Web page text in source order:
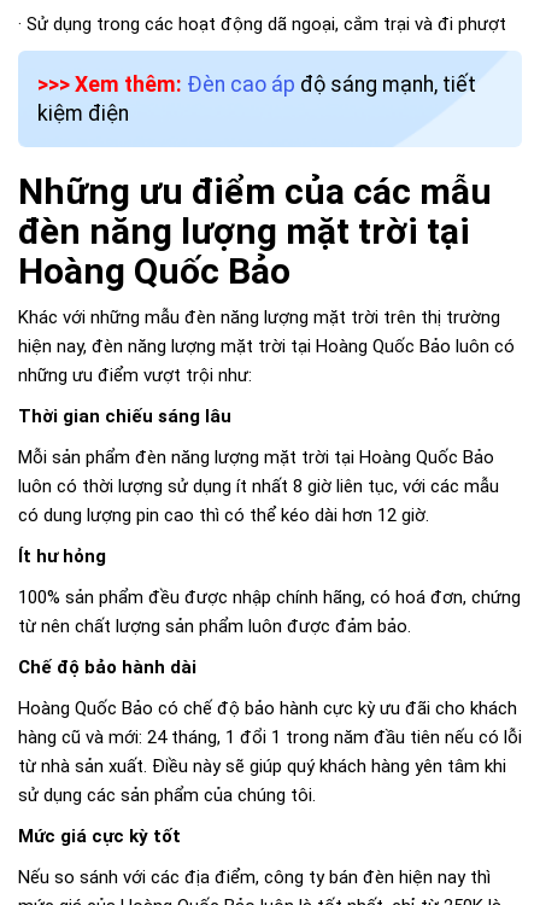
· Sử dụng trong các hoạt động dã ngoại, cắm trại và đi phượt
>>> Xem thêm: Đèn cao áp độ sáng mạnh, tiết
kiệm điện
Những ưu điểm của các mẫu
đèn năng lượng mặt trời tại
Hoàng Quốc Bảo
Khác với những mẫu đèn năng lượng mặt trời trên thị trường
hiện nay, đèn năng lượng mặt trời tại Hoàng Quốc Bảo luôn có
những ưu điểm vượt trội như:
Thời gian chiếu sáng lâu
Mỗi sản phẩm đèn năng lượng mặt trời tại Hoàng Quốc Bảo
luôn có thời lượng sử dụng ít nhất 8 giờ liên tục, với các mẫu
có dung lượng pin cao thì có thể kéo dài hơn 12 giờ.
Ít hư hỏng
100% sản phẩm đều được nhập chính hãng, có hoá đơn, chứng
từ nên chất lượng sản phẩm luôn được đảm bảo.
Chế độ bảo hành dài
Hoàng Quốc Bảo có chế độ bảo hành cực kỳ ưu đãi cho khách
hàng cũ và mới: 24 tháng, 1 đổi 1 trong năm đầu tiên nếu có lỗi
từ nhà sản xuất. Điều này sẽ giúp quý khách hàng yên tâm khi
sử dụng các sản phẩm của chúng tôi.
Mức giá cực kỳ tốt
Nếu so sánh với các địa điểm, công ty bán đèn hiện nay thì